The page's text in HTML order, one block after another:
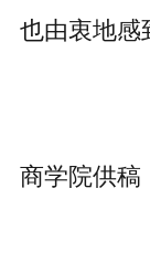
也由衷地感
商学院供稿